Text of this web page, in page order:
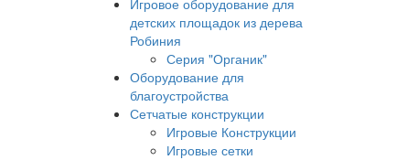
Игровое оборудование для
детских площадок из дерева
Робиния
Серия "Органик"
Оборудование для
благоустройства
Сетчатые конструкции
Игровые Конструкции
Игровые сетки